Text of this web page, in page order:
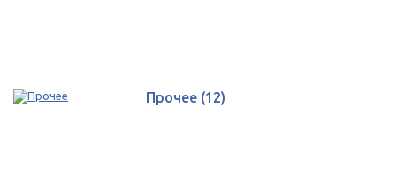
Прочее (12)